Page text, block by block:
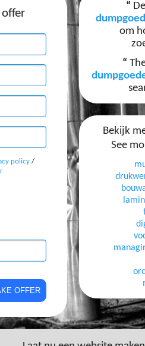
policy /
“
om
“
Bekijk
See